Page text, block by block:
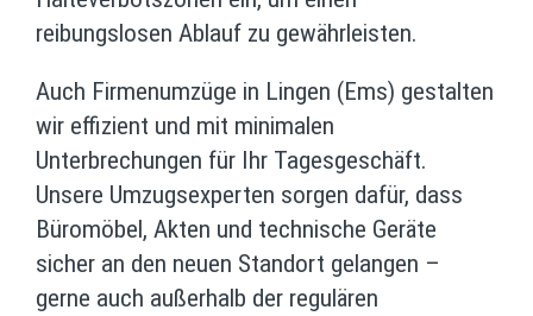
reibungslosen Ablauf zu gewährleisten.
Auch Firmenumzüge in Lingen (Ems) gestalten
wir effizient und mit minimalen
Unterbrechungen für Ihr Tagesgeschäft.
Unsere Umzugsexperten sorgen dafür, dass
Büromöbel, Akten und technische Geräte
sicher an den neuen Standort gelangen –
gerne auch außerhalb der regulären